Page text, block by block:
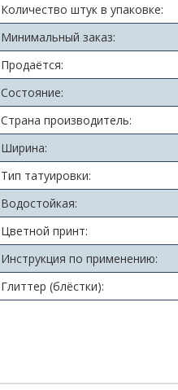
Количество штук в упаковке:
Минимальный заказ:
Продаётся:
Состояние:
Страна производитель:
Ширина:
Тип татуировки:
Водостойкая:
Цветной принт:
Инструкция по применению:
Глиттер (блёстки):